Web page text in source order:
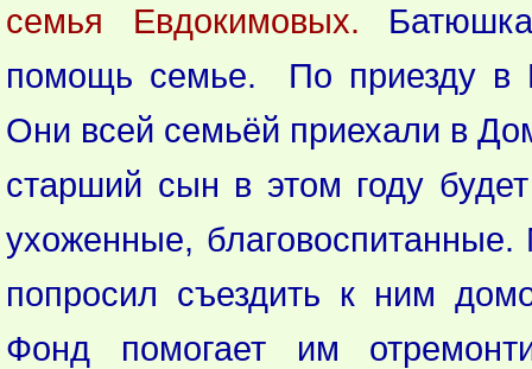
семья Евдокимовых.
помощь семье. По приезду в
Они всей семьёй приехали в
старший сын в этом году
ухоженные,
попросил съездить к ним
Фонд помогает им